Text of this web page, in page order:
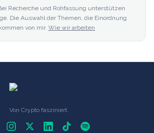
Recherche und Rohfassung unterstützen
Die Auswahl der Themen, die Einordnung
von mir. Wie wir arbeiten
Von Crypto fasziniert.